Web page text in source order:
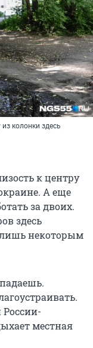
колонки здесь
к центру
А еще
за двоих.
здесь
лишь некоторым
России-
местная